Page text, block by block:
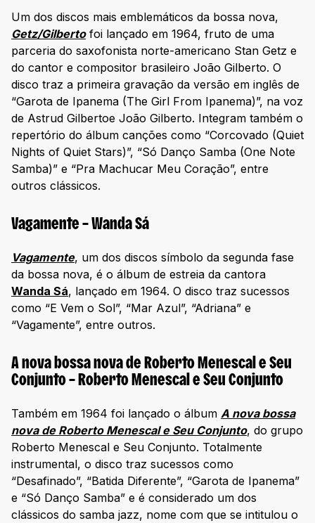
Um dos discos mais emblemáticos da bossa nova,
Getz/Gilbertofoi lançado em 1964, fruto de uma
parceria do saxofonista norte-americano Stan Getz e
do cantor e compositor brasileiro João Gilberto. O
disco traz a primeira gravação da versão em inglês de
“Garota de Ipanema (The Girl From Ipanema)”, na voz
de Astrud Gilbertoe João Gilberto. Integram também o
repertório do álbum canções como “Corcovado (Quiet
Nights of Quiet Stars)”, “Só Danço Samba (One Note
Samba)” e “Pra Machucar Meu Coração”, entre
outros clássicos.
Vagamente – Wanda Sá
Vagamente, um dos discos símbolo da segunda fase
da bossa nova, é o álbum de estreia da cantora
Wanda Sá, lançado em 1964. O disco traz sucessos
como “E Vem o Sol”, “Mar Azul”, “Adriana” e
“Vagamente”, entre outros.
A nova bossa nova de Roberto Menescal e Seu
Conjunto – Roberto Menescal e Seu Conjunto
Também em 1964 foi lançado o álbum A nova bossa
nova de Roberto Menescal e Seu Conjunto, do grupo
Roberto Menescal e Seu Conjunto. Totalmente
instrumental, o disco traz sucessos como
“Desafinado”, “Batida Diferente”, “Garota de Ipanema”
e “Só Danço Samba” e é considerado um dos
clássicos do samba jazz, nome com que se intitulou o